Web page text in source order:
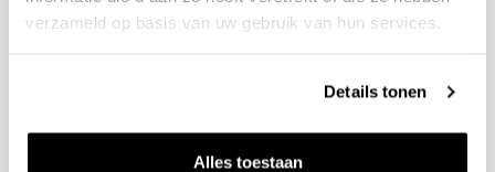
verzameld op basis van uw gebruik van hun services.
Details tonen
Alles toestaan
Aanmelden